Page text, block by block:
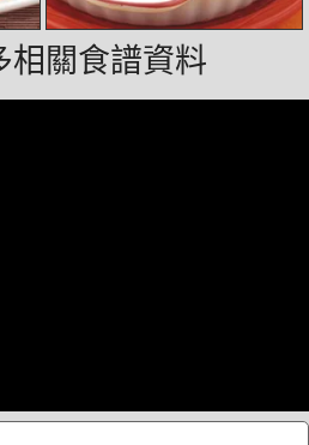
相關食譜資料